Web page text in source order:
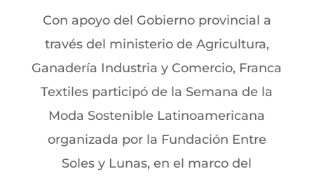
Con apoyo del Gobierno provincial a
través del ministerio de Agricultura,
Ganadería Industria y Comercio, Franca
Textiles participó de la Semana de la
Moda Sostenible Latinoamericana
organizada por la Fundación Entre
Soles y Lunas, en el marco del